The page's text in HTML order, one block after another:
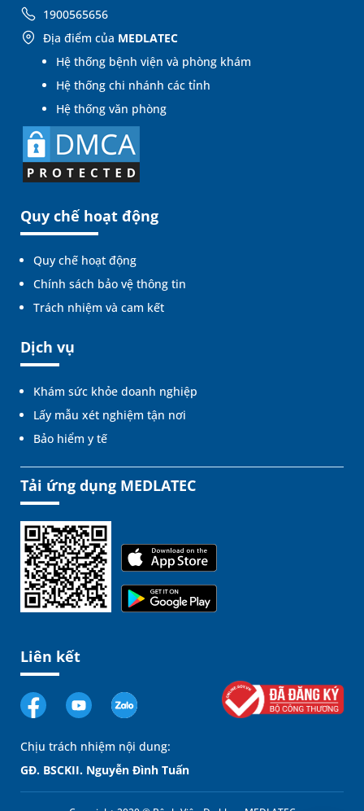
1900565656
Địa điểm của MEDLATEC
Hệ thống bệnh viện và phòng khám
Hệ thống chi nhánh các tỉnh
Hệ thống văn phòng
Quy chế hoạt động
Quy chế hoạt động
Chính sách bảo vệ thông tin
Trách nhiệm và cam kết
Dịch vụ
Khám sức khỏe doanh nghiệp
Lấy mẫu xét nghiệm tận nơi
Bảo hiểm y tế
Tải ứng dụng MEDLATEC
Liên kết
Chịu trách nhiệm nội dung:
GĐ. BSCKII. Nguyễn Đình Tuấn